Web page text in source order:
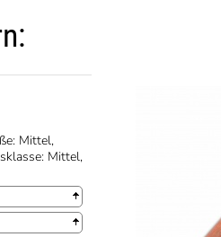
Mittel,
Mittel,